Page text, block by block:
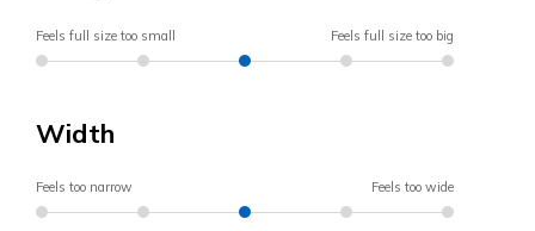
Feels full size too small Feels full size too big
Width
Feels too narrow Feels too wide